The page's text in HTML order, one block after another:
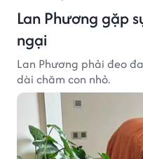
Lan Phương gặp
ngại
Lan Phương phải đeo
dài chăm con nhỏ.